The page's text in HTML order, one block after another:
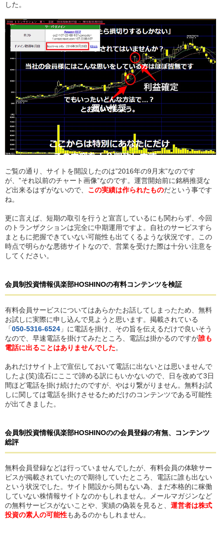
した。
ご覧の通り、サイトを開設したのは”2016年の9月末”なのです
が、”それ以前のチャート画像”なのです。運営開始前に銘柄推奨な
ど出来るはずがないので、 この実績は作られたものだという事です
ね。
更に言えば、短期の取引を行うと宣言しているにも関わらず、今回
のトランザクションは完全に中期運用ですよ。自社のサービスすら
まともに把握できていない可能性も出てくるような状況です。この
時点で明らかな悪徳サイトなので、営業を受けた際は十分い注意を
してください。
会員制投資情報倶楽部HOSHINOの有料コンテンツを検証
有料会員サービスについてはあらかたお話してしまったため、無料
お試しに実際に申し込んで見ようと思います。掲載されている
「050-5316-6524 」に電話を掛け、その旨を伝えるだけで良いそう
なので、早速電話を掛けてみたところ、電話は掛かるのですが誰も
電話に出ることはありませんでした。
あれだけサイト上で宣伝しておいて電話に出ないとは思いませんで
したよ(笑)流石にここで諦める訳にもいかないので、日を改めて3日
間ほど電話を掛け続けたのですが、やはり繋がりません。無料お試
しに関しては電話を掛けさせるためだけのコンテンツである可能性
が出てきました。
会員制投資情報倶楽部HOSHINOのの会員登録の有無、コンテンツ
総評
無料会員登録などは行っていませんでしたが、有料会員の体験サー
ビスが掲載されていたので期待していたところ、電話に誰も出ない
という状況でした。サイト開設から間もない為、まだ本格的に稼働
していない株情報サイトなのかもしれません。メールマガジンなど
の無料サービスがないことや、実績の偽装を見ると、 運営者は株式
投資の素人の可能性もあるのかもしれません。